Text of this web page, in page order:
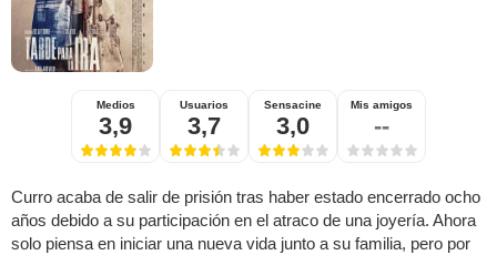
Medios
3,9
Usuarios
3,7
Sensacine
3,0
Mis amigos
--
Curro acaba de salir de prisión tras haber estado encerrado ocho
años debido a su participación en el atraco de una joyería. Ahora
solo piensa en iniciar una nueva vida junto a su familia, pero por